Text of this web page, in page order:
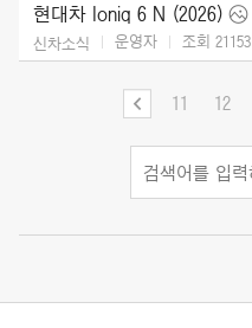
현대차 Ioniq 6 N (2026)
신차소식 운영자 조회 21153
11 12